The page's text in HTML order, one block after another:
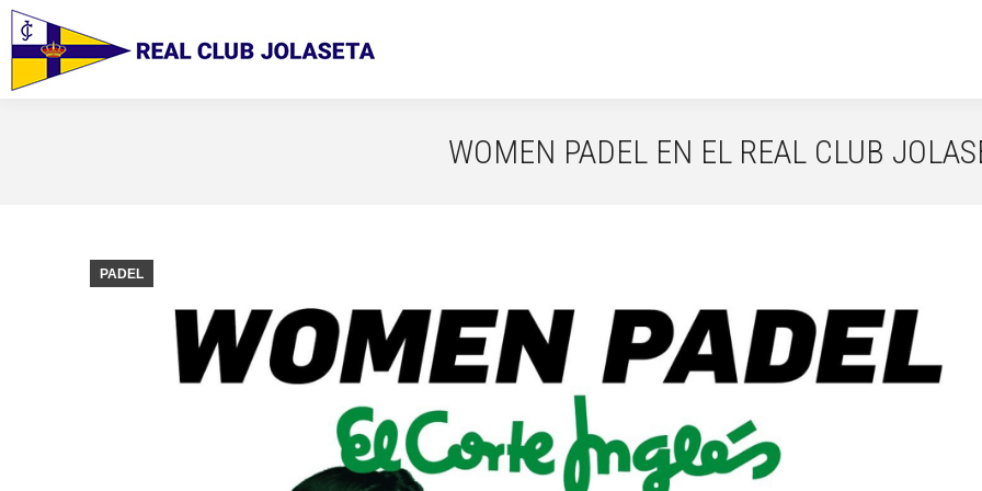
WOMEN PADEL EN EL REAL CLUB
PADEL